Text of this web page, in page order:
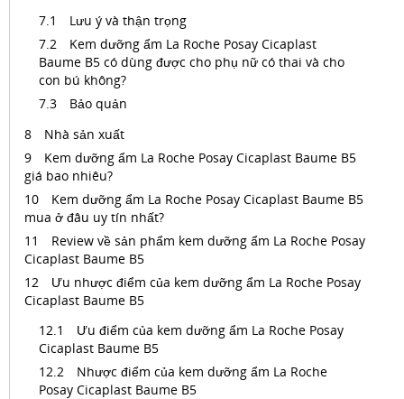
Lưu ý và thận trọng
Kem dưỡng ẩm La Roche Posay Cicaplast
Baume B5 có dùng được cho phụ nữ có thai và cho
con bú không?
Bảo quản
Nhà sản xuất
Kem dưỡng ẩm La Roche Posay Cicaplast Baume B5
giá bao nhiêu?
Kem dưỡng ẩm La Roche Posay Cicaplast Baume B5
mua ở đâu uy tín nhất?
Review về sản phẩm kem dưỡng ẩm La Roche Posay
Cicaplast Baume B5
Ưu nhược điểm của kem dưỡng ẩm La Roche Posay
Cicaplast Baume B5
Ưu điểm của kem dưỡng ẩm La Roche Posay
Cicaplast Baume B5
Nhược điểm của kem dưỡng ẩm La Roche
Posay Cicaplast Baume B5